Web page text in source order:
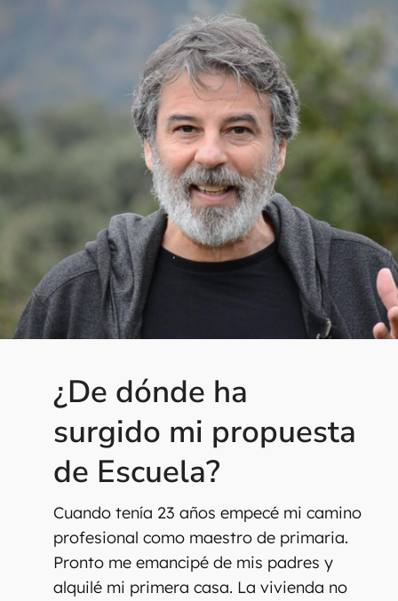
¿De dónde ha
surgido mi propuesta
de Escuela?
Cuando tenía 23 años empecé mi camino
profesional como maestro de primaria.
Pronto me emancipé de mis padres y
alquilé mi primera casa. La vivienda no